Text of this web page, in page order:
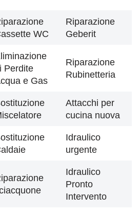
WC
Riparazione
Geberit
Perdite
e Gas
Riparazione
Rubinetteria
Attacchi per
cucina nuova
Idraulico
urgente
Idraulico
Pronto
Intervento